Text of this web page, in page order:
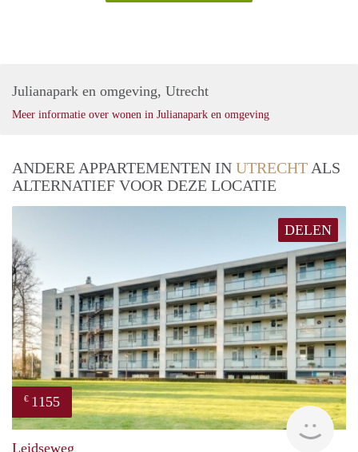
Julianapark en omgeving, Utrecht
Meer informatie over wonen in Julianapark en omgeving
ANDERE APPARTEMENTEN IN UTRECHT ALS
ALTERNATIEF VOOR DEZE LOCATIE
DELEN
€ 1155
Leidseweg